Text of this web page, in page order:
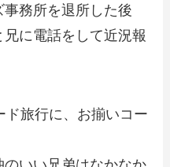
務所を退所した後
に電話をして近況報
ド旅行に、お揃いコー